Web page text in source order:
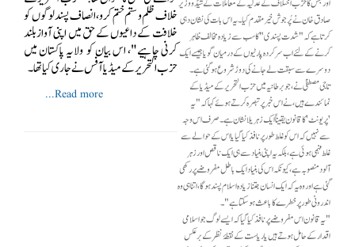
خلاف ظلم و ستم ختم کرو، انصاف پسند لوگوں کو
خلافت کے داعیوں کے حق میں اپنی آواز بلند
کرنی چاہیے"، اس بیان کو ولایہ پاکستان میں
حزب التحریر کے میڈیا آفس نے جاری کیا تھا۔
Read more...
صادق خان نے پُرجوش خیر مقدم کیا۔ یہ اس بات کی نشان دہی
کرتا ہے کہ "شدت پسندی " کا سب سے زیادہ مخالف ظاہر
کرنے کے لئے اب سر کردہ پارٹیوں کے درمیان گویا جیسے ایک
دوسرے سے سبقت لے جانے کی دوڑ شروع ہوگئی ہے۔
تاجی مصطفی ٰنے،جو برطانیہ میں حزب التحریر کے میڈیا کے
نمائندے ہیں ،نے اس خبر پرتبصرہ کرتے ہوئے کہا کہ"یہ
'پریونٹ' کا قانون یقیناً ایک زہریلا نشان ہے۔ صرف اس وجہ
سے نہیں کہ اس کو غلط طور پر نافذ کیا گیا یا اس کے حوالے سے
غلط فہمی ہوئی ہے ، بلکہ یہ اپنی بنیاد سے ہی ایک ناقص اور زہر
آلود منصوبہ ہے ، کیونکہ اس کی بنیاد ایک باطل مفروضے پر رکھی
گئی ہے اور وہ یہ کہ ایک انسان جتنا زیادہ اسلام پسند ہوگا ،اتنا ہی وہ
اندرونی طور پر خطرےکا باعث ہو سکتا ہے"۔
"یہ قانون اس مفروضے پر نافذ کیا گیا کہ ایسے لوگ جو اسلامی
اقدار کے حامل ہوتے ہیں یا ریاست کے نقطۂ نظر کے برعکس